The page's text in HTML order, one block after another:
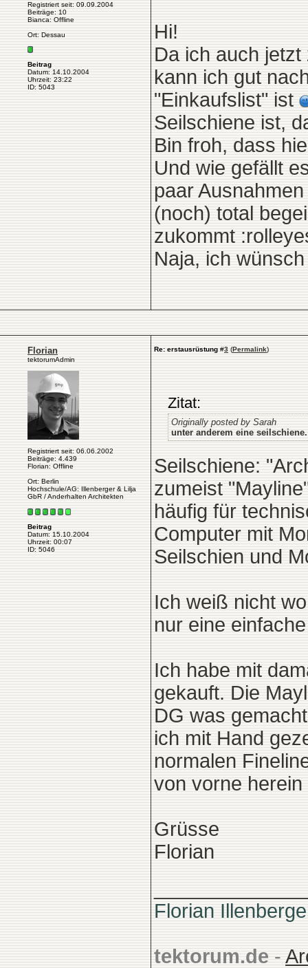
Registriert seit: 09.09.2004
Beiträge: 10
Bianca: Offline
Ort: Dessau
Beitrag
Datum: 14.10.2004
Uhrzeit: 23:22
ID: 5043
Hi!
Da ich auch
kann ich gut
"Einkaufslist" ist
Seilschiene ist,
Bin froh, dass
Und wie gefällt
paar
(noch) total
zukommt
Naja, ich
Florian
tektorumAdmin
Registriert seit: 06.06.2002
Beiträge: 4.439
Florian: Offline
Ort: Berlin
Hochschule/AG: Illenberger & Lilja
GbR / Anderhalten Architekten
Beitrag
Datum: 15.10.2004
Uhrzeit: 00:07
ID: 5046
Re: erstausrüstung #3 (Permalink)
Zitat:
Originally posted by Sarah
unter anderem eine seilschiene.
Seilschiene:
zumeist
häufig für
Computer mit
Seilschien und
Ich weiß nicht
nur eine
Ich habe mit
gekauft. Die
DG was
ich mit Hand
normalen
von vorne
Grüsse
Florian
Florian
tektorum.de -